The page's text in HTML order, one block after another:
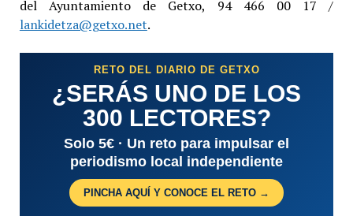
del Ayuntamiento de Getxo, 94 466 00 17 /
lankidetza@getxo.net.
RETO DEL DIARIO DE GETXO
¿SERÁS UNO DE LOS
300 LECTORES?
Solo 5€ · Un reto para impulsar el
periodismo local independiente
PINCHA AQUÍ Y CONOCE EL RETO →